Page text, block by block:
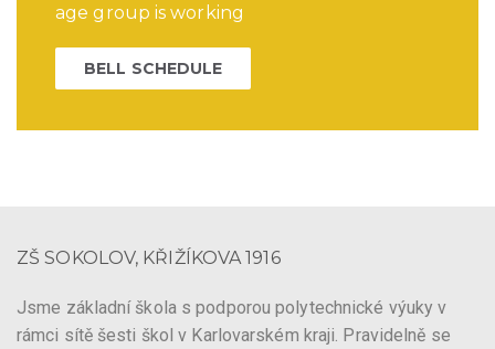
age group is working
BELL SCHEDULE
ZŠ SOKOLOV, KŘIŽÍKOVA 1916
Jsme základní škola s podporou polytechnické výuky v
rámci sítě šesti škol v Karlovarském kraji. Pravidelně se